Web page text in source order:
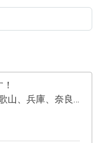
、兵庫、奈良、京都